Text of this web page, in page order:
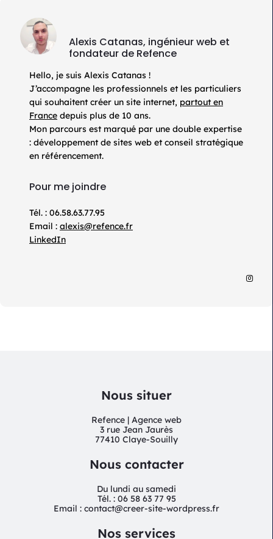
Alexis Catanas, ingénieur web et
fondateur de Refence
Hello, je suis Alexis Catanas !
J’accompagne les professionnels et les particuliers
qui souhaitent créer un site internet, partout en
France depuis plus de 10 ans.
Mon parcours est marqué par une double expertise
: développement de sites web et conseil stratégique
en référencement.
Pour me joindre
Tél. : 06.58.63.77.95
Email : alexis@refence.fr
LinkedIn
Nous situer
Refence | Agence web
3 rue Jean Jaurès
77410 Claye-Souilly
Nous contacter
Du lundi au samedi
Tél. : 06 58 63 77 95
Email : contact@creer-site-wordpress.fr
Nos services